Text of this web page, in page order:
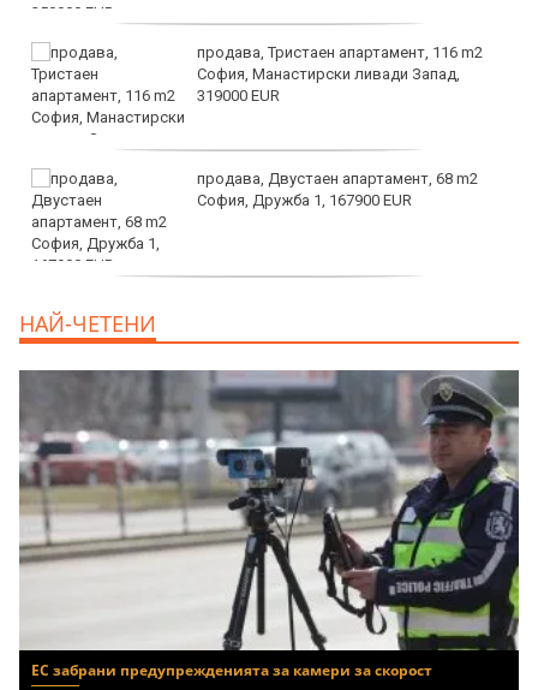
продава, Тристаен апартамент, 116 m2
София, Манастирски ливади Запад,
319000 EUR
продава, Двустаен апартамент, 68 m2
София, Дружба 1, 167900 EUR
НАЙ-ЧЕТЕНИ
ЕС забрани предупрежденията за камери за скорост